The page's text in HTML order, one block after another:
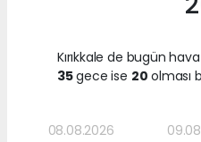
Kırıkkale de bugün
35gece ise 20 olması
08.08.2026